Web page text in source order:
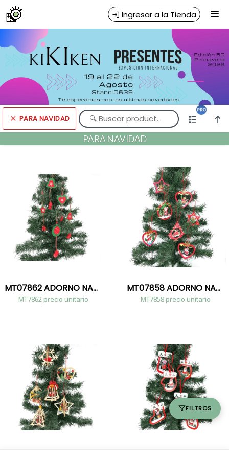
Comprá online productos de PARA NAVIDAD en KIKIKEN
Ingresar a la Tienda
CÓMO COMPRAR
QUIÉNES SOMOS
CONTACTO
PARA NAVIDAD
Comprá online productos de PARA NAVIDAD en KIKIKEN
FILTROS
PARA NAVIDAD
MT07862 ADORNO NAVIDENIO DE ARBOL*12SURTIDO 1 2007505078624
MT7862 precio unitario
MT07858 ADORNO NAVIDENIO DE ARBOL*12SURTIDO 3 2007505078587
MT7858 precio unitario